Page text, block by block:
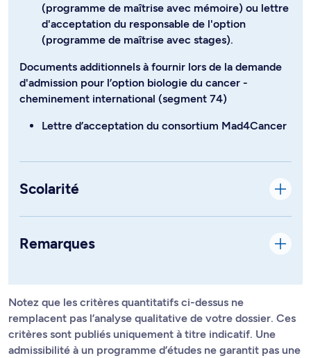
(programme de maîtrise avec mémoire) ou lettre
d'acceptation du responsable de l'option
(programme de maîtrise avec stages).
Documents additionnels à fournir lors de la demande
d'admission pour l’option biologie du cancer -
cheminement international (segment 74)
Lettre d’acceptation du consortium Mad4Cancer
Scolarité
Remarques
Notez que les critères quantitatifs ci-dessus ne
remplacent pas l’analyse qualitative de votre dossier. Ces
critères sont publiés uniquement à titre indicatif. Une
admissibilité à un programme d’études ne garantit pas une